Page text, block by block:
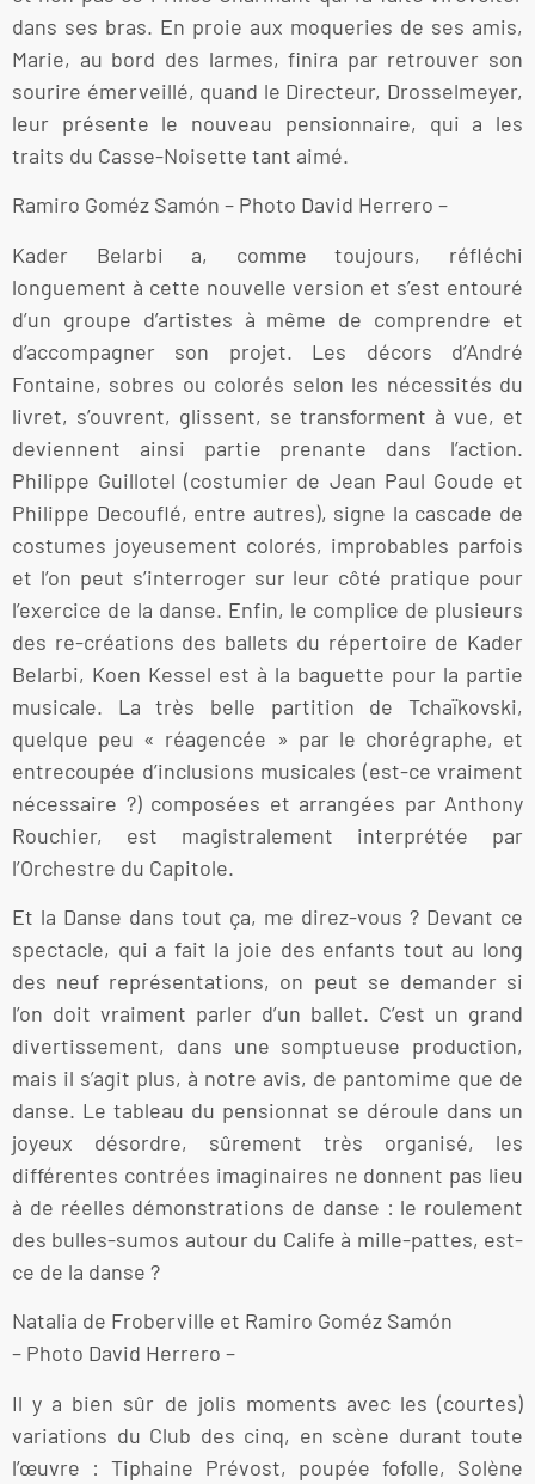
dans ses bras. En proie aux moqueries de ses amis,
Marie, au bord des larmes, finira par retrouver son
sourire émerveillé, quand le Directeur, Drosselmeyer,
leur présente le nouveau pensionnaire, qui a les
traits du Casse-Noisette tant aimé.
Ramiro Goméz Samón – Photo David Herrero –
Kader Belarbi a, comme toujours, réfléchi
longuement à cette nouvelle version et s’est entouré
d’un groupe d’artistes à même de comprendre et
d’accompagner son projet. Les décors d’André
Fontaine, sobres ou colorés selon les nécessités du
livret, s’ouvrent, glissent, se transforment à vue, et
deviennent ainsi partie prenante dans l’action.
Philippe Guillotel (costumier de Jean Paul Goude et
Philippe Decouflé, entre autres), signe la cascade de
costumes joyeusement colorés, improbables parfois
et l’on peut s’interroger sur leur côté pratique pour
l’exercice de la danse. Enfin, le complice de plusieurs
des re-créations des ballets du répertoire de Kader
Belarbi, Koen Kessel est à la baguette pour la partie
musicale. La très belle partition de Tchaïkovski,
quelque peu « réagencée » par le chorégraphe, et
entrecoupée d’inclusions musicales (est-ce vraiment
nécessaire ?) composées et arrangées par Anthony
Rouchier, est magistralement interprétée par
l’Orchestre du Capitole.
Et la Danse dans tout ça, me direz-vous ? Devant ce
spectacle, qui a fait la joie des enfants tout au long
des neuf représentations, on peut se demander si
l’on doit vraiment parler d’un ballet. C’est un grand
divertissement, dans une somptueuse production,
mais il s’agit plus, à notre avis, de pantomime que de
danse. Le tableau du pensionnat se déroule dans un
joyeux désordre, sûrement très organisé, les
différentes contrées imaginaires ne donnent pas lieu
à de réelles démonstrations de danse : le roulement
des bulles-sumos autour du Calife à mille-pattes, est-
ce de la danse ?
Natalia de Froberville et Ramiro Goméz Samón
– Photo David Herrero –
Il y a bien sûr de jolis moments avec les (courtes)
variations du Club des cinq, en scène durant toute
l’œuvre : Tiphaine Prévost, poupée fofolle, Solène